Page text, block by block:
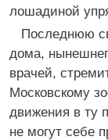
лошадиной
Последнюю
дома,
врачей,
Московскому
движения в ту
не могут себе